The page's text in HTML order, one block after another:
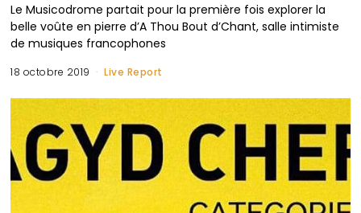
Le Musicodrome partait pour la première fois explorer la
belle voûte en pierre d’A Thou Bout d’Chant, salle intimiste
de musiques francophones
18 octobre 2019 Live Report